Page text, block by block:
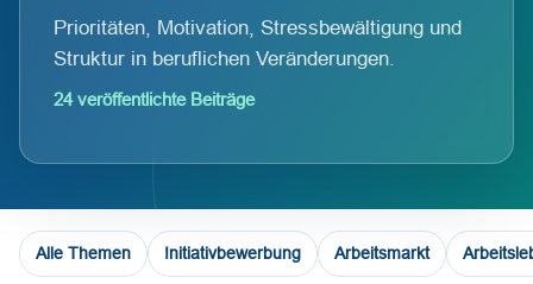
Prioritäten, Motivation, Stressbewältigung und
Struktur in beruflichen Veränderungen.
24 veröffentlichte Beiträge
Alle Themen Initiativbewerbung Arbeitsmarkt